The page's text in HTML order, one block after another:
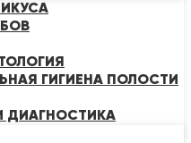
ГИГИЕНА ПОЛОСТИ
ДИАГНОСТИКА